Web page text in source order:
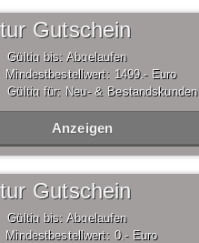
Gutschein
Gültig bis: Abgelaufen
Mindestbestellwert: 1499,- Euro
Gültig für: Neu- & Bestandskunden
Anzeigen
Gutschein
Gültig bis: Abgelaufen
Mindestbestellwert: 0,- Euro